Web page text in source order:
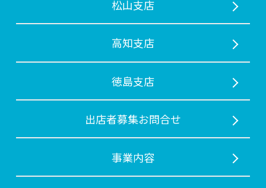
松山支店
⾼知支店
徳島支店
出店者募集お問合せ
事業内容